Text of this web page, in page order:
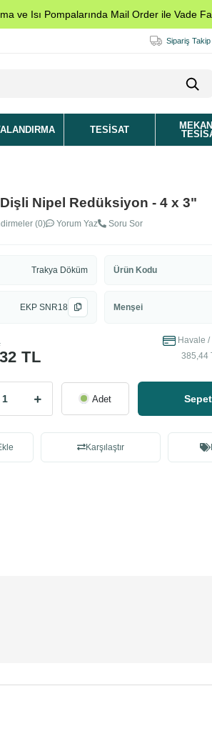
ve Isı Pompalarında Mail Order ile Vade
Sipariş Takip
TESISAT
Nipel Redüksiyon - 4 x 3"
(0) Yorum Yaz Soru Sor
Trakya Döküm Ürün Kodu
EKP SNR18 Menşei
TL
Havale /
385,44
Adet
Karşılaştır